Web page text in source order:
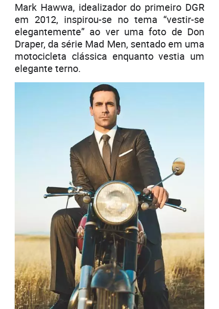
Mark Hawwa, idealizador do primeiro DGR
em 2012, inspirou-se no tema “vestir-se
elegantemente” ao ver uma foto de Don
Draper, da série Mad Men, sentado em uma
motocicleta clássica enquanto vestia um
elegante terno.